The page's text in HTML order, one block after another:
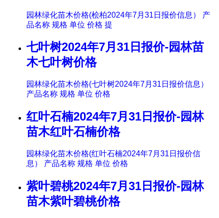
园林绿化苗木价格(桧柏2024年7月31日报价信息） 产
品名称 规格 单位 价格 提
七叶树2024年7月31日报价-园林苗
木七叶树价格
园林绿化苗木价格(七叶树2024年7月31日报价信息）
产品名称 规格 单位 价格
红叶石楠2024年7月31日报价-园林
苗木红叶石楠价格
园林绿化苗木价格(红叶石楠2024年7月31日报价信
息） 产品名称 规格 单位 价格
紫叶碧桃2024年7月31日报价-园林
苗木紫叶碧桃价格